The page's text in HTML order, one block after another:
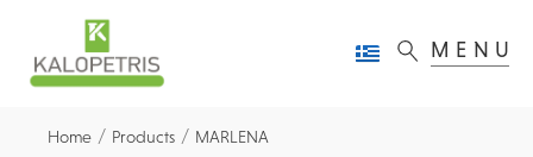
MENU
Home / Products / MARLENA